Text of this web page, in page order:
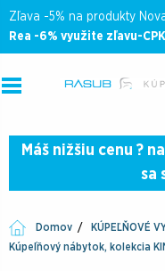
Zľava -5% na produkty
Rea -6% využite zľavu-
Máš nižšiu cenu ?
sa
Domov KÚPEĽŇOVÉ
Kúpeľňový nábytok, kolekcia